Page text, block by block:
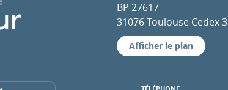
BP 27617
31076 Toulouse Cedex 3
Afficher le plan